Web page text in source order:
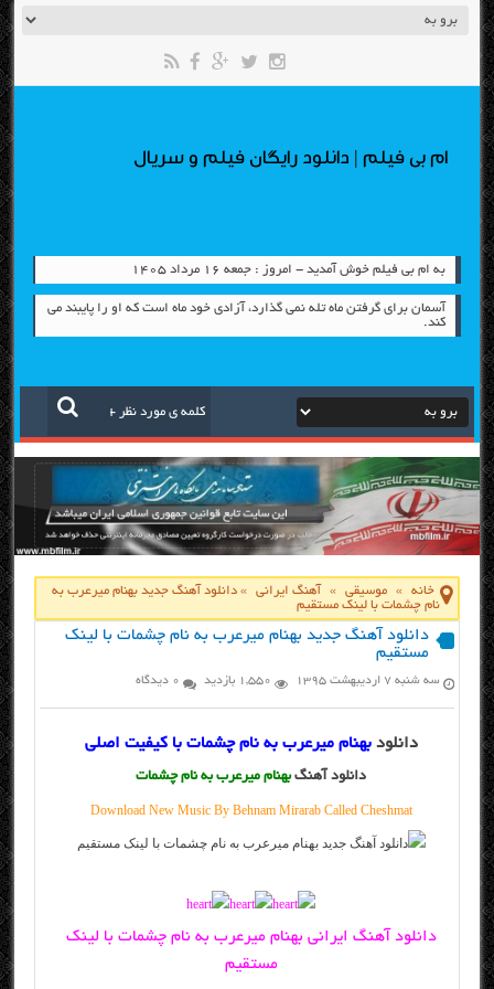
ام بی فیلم | دانلود رایگان فیلم و سریال
به ام بی فیلم خوش آمدید - امروز : جمعه ۱۶ مرداد ۱۴۰۵
آسمان برای گرفتن ماه تله نمی گذارد، آزادی خود ماه است كه او را پایبند می
كند.
خانه » موسیقی » آهنگ ایرانی »دانلود آهنگ جدید بهنام میرعرب به
نام چشمات با لینک مستقیم
دانلود آهنگ جدید بهنام میرعرب به نام چشمات با لینک
مستقیم
سه شنبه ۷ اردیبهشت ۱۳۹۵ 1,550 بازدید 0 دیدگاه
دانلود بهنام میرعرب به نام چشمات با کیفیت اصلی
دانلود آهنگبهنام میرعرب به نام چشمات
Download New Music By Behnam Mirarab Called Cheshmat
دانلود آهنگ ایرانی بهنام میرعرب به نام چشمات با لینک
مستقیم